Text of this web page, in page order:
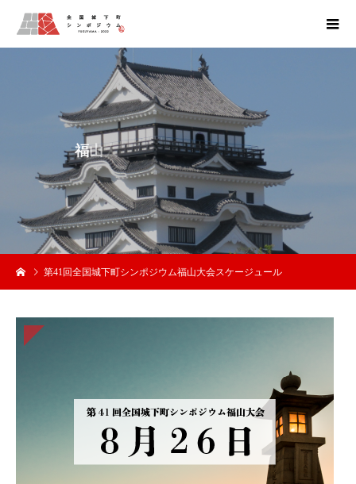
福山大会3日
第41回全国城下町シンポジウム福山大会スケージュール